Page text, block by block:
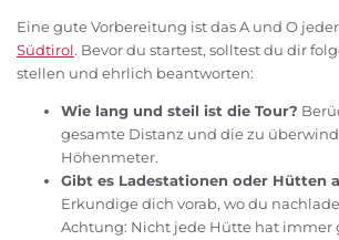
Eine gute Vorbereitung ist das A und O jeder
Südtirol. Bevor du startest, solltest du dir
stellen und ehrlich beantworten:
Wie lang und steil ist die Tour?
gesamte Distanz und die zu
Höhenmeter.
Gibt es Ladestationen oder Hütten
Erkundige dich vorab, wo du
Achtung: Nicht jede Hütte hat immer